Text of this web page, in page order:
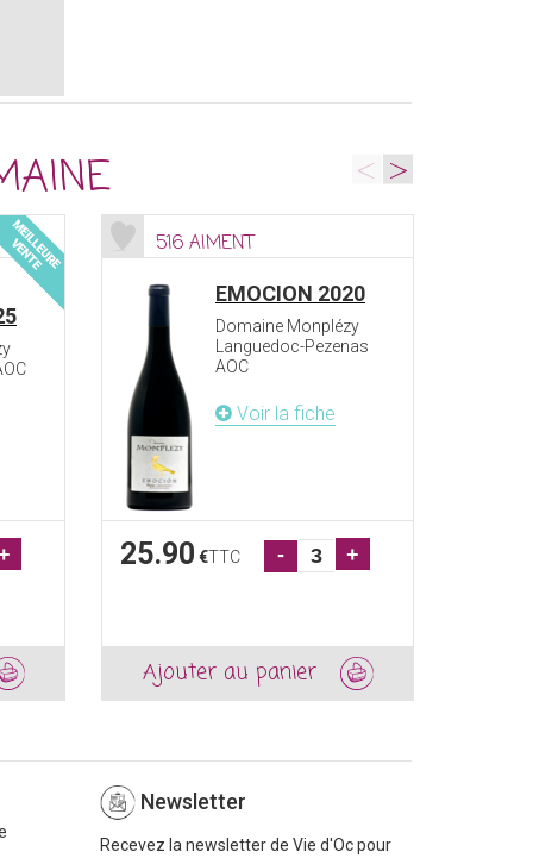
<
516 AIMENT
EMOCION 2020
Domaine Monplézy
Languedoc-Pezenas
AOC
Voir la fiche
25.90 €TTC - +
Ajouter au panier
>
Newsletter
Recevez la newsletter de Vie d'Oc pour